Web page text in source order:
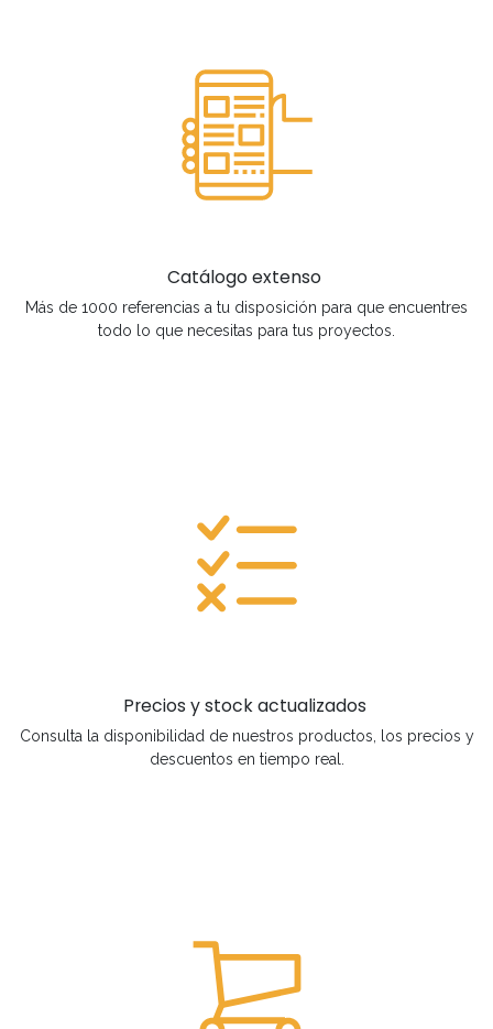
Catálogo extenso
Más de 1000 referencias a tu disposición para que encuentres
todo lo que necesitas para tus proyectos.
Precios y stock actualizados
Consulta la disponibilidad de nuestros productos, los precios y
descuentos en tiempo real.